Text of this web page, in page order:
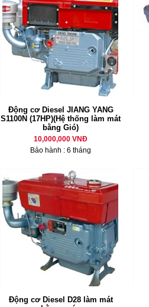
Động cơ Diesel JIANG YANG
S1100N (17HP)(Hệ thống làm mát
bằng Gió)
10,000,000 VNĐ
Bảo hành : 6 tháng
Động cơ Diesel D28 làm mát